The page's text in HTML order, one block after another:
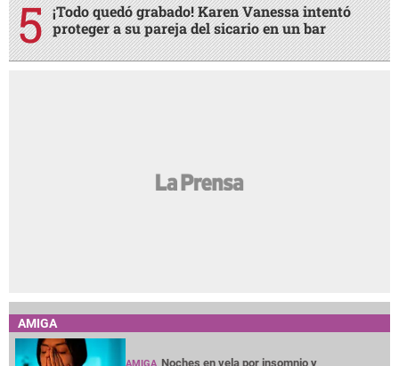
¡Todo quedó grabado! Karen Vanessa intentó
proteger a su pareja del sicario en un bar
AMIGA
AMIGA Noches en vela por insomnio y